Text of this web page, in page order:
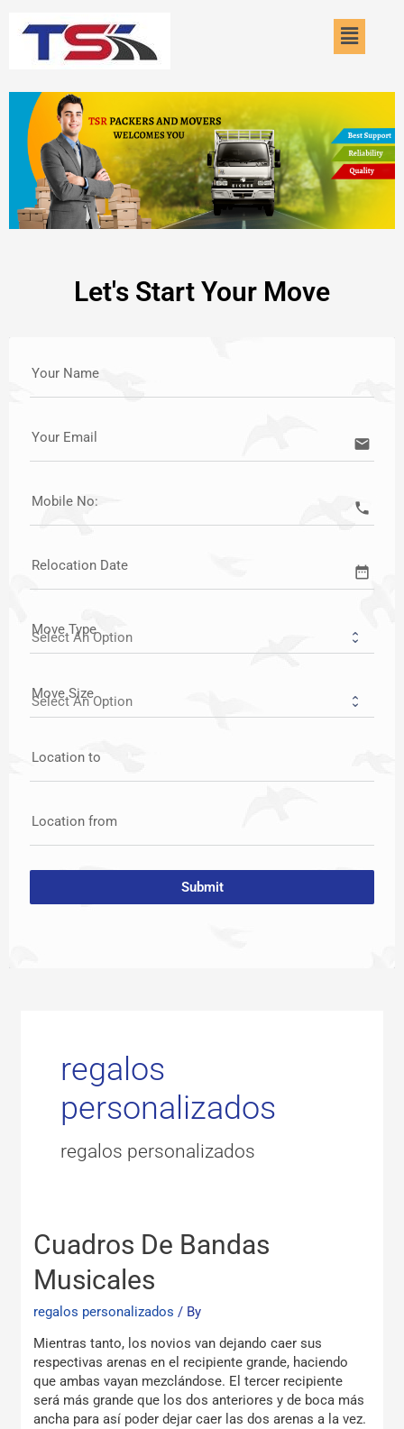
Menu
Let's Start Your Move
Your Name
Your Email email
Mobile No: call
Relocation Date date_range
Move Type
Move Size
Location to
Location from
Submit
regalos
personalizados
regalos personalizados
Cuadros De Bandas
Musicales
regalos personalizados / By
Mientras tanto, los novios van dejando caer sus
respectivas arenas en el recipiente grande, haciendo
que ambas vayan mezclándose. El tercer recipiente
será más grande que los dos anteriores y de boca más
ancha para así poder dejar caer las dos arenas a la vez.
Cuadros
De
Bandas
Musicales